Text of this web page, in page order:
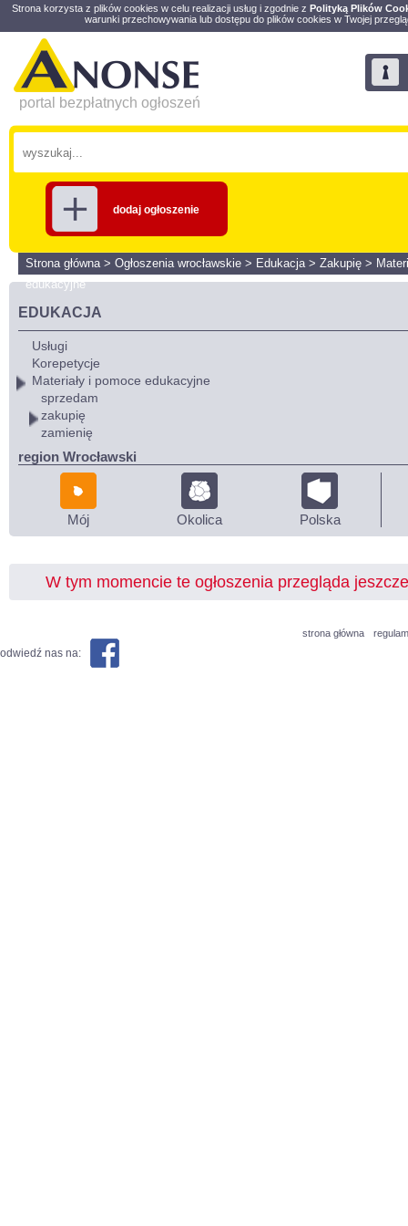
Strona korzysta z plików cookies w celu realizacji usług i zgodnie z Polityką Plików
warunki przechowywania lub dostępu do plików cookies w Twojej
portal bezpłatnych ogłoszeń
dodaj ogłoszenie
Strona główna> Ogłoszenia wrocławskie > Edukacja> Zakupię >
edukacyjne
EDUKACJA
Usługi
Korepetycje
Materiały i pomoce edukacyjne
sprzedam
zakupię
zamienię
region Wrocławski
Mój Okolica Polska
W tym momencie te ogłoszenia przegląda
strona główna
odwiedź nas na: